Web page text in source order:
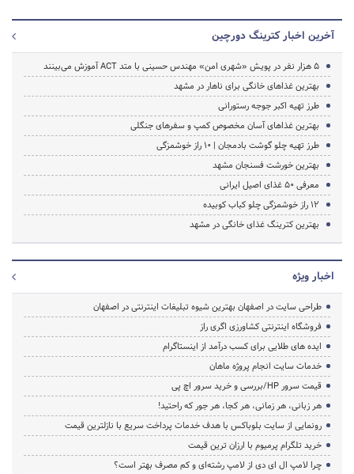
آخرین اخبار کترینگ دورچین
۵ هزار نفر در پویش «شهری امن» مهندس حسینی با متد ACT آموزش می‌بینند
بهترین غذاهای خانگی برای ناهار در مشهد
طرز تهیه اکبر جوجه رستورانی
بهترین غذاهای آسان مخصوص کمپ و سفرهای جنگلی
طرز تهیه چلو گوشت بادمجان | 10 راز خوشمزگی
بهترین خورشت فسنجان مشهد
معرفی 50 غذای اصیل ایرانی
12 راز خوشمزگی چلو کباب کوبیده
بهترین کترینگ غذای خانگی در مشهد
اخبار ویژه
طراحی سایت در اصفهان بهترین شیوه تبلیغات اینترنتی در اصفهان
فروشگاه اینترنتی کشاورزی اگری راز
ایده های طلایی برای کسب درآمد از اینستاگرام
خدمات سایت انجام پروژه ماهان
قیمت سرور HP/بررسی و خرید سرور اچ پی
هر زبانی، هر زمانی، هر کجا، هر جور که راحتید!
رونمایی از سایت بلوباکس با هدف خدمات پرداخت سریع با نازلترین قیمت
خرید تلگرام پرمیوم با ارزان ترین قیمت
چرا لامپ ال ای دی از لامپ رشته‌ای و کم مصرف بهتر است؟